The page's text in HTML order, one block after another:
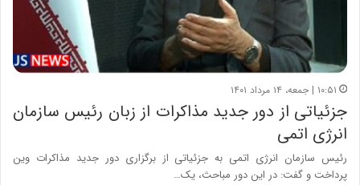
۱۰:۵۱ | جمعه، ۱۴ مرداد ۱۴۰۱
جزئیاتی از دور جدید مذاکرات از زبان رئیس سازمان
انرژی اتمی
رئیس سازمان انرژی اتمی به جزئیاتی از برگزاری دور جدید مذاکرات وین
پرداخت و گفت: در این دور مباحث، یک…